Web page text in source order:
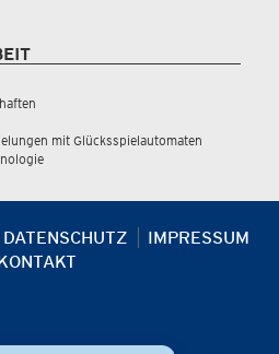
mit Glücksspielautomaten
DATENSCHUTZ
IMPRESSUM